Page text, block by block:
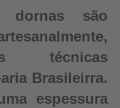
dornas são
técnicas
Brasileirra.
espessura